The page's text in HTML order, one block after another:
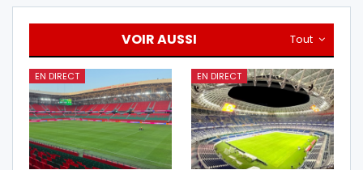
Tout
VOIR AUSSI
EN DIRECT EN DIRECT